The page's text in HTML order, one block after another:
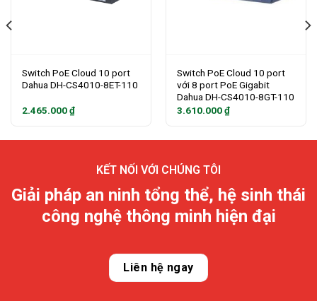
Switch PoE Cloud 10 port
Dahua DH-CS4010-8ET-110
2.465.000₫
Switch PoE Cloud 10 port
với 8 port PoE Gigabit
Dahua DH-CS4010-8GT-110
3.610.000₫
KẾT NỐI VỚI CHÚNG TÔI
Giải pháp an ninh tổng thể, hệ sinh thái
công nghệ thông minh hiện đại
Liên hệ ngay